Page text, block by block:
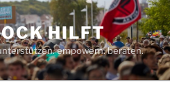
HILFT
empowern. beraten.